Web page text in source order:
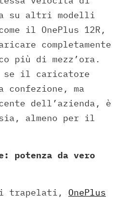
su altri modelli
il OnePlus 12R,
completamente
più di mezz’ora.
se il caricatore
ma
dell’azienda, è
almeno per il
potenza da vero
trapelati, OnePlus